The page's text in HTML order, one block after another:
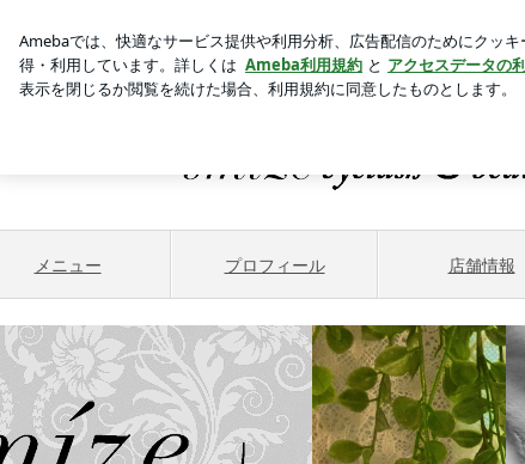
クとまつげのサロン smíze（スマイズ）eyelash & beauty
くして面倒になった打合せ
smíze（スマイズ）eyelash & beauty
メニュー プロフィール 店舗情報